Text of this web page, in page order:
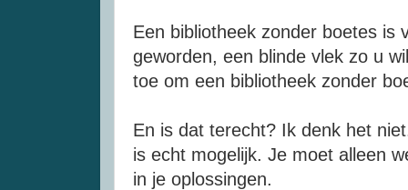
Een bibliotheek zonder boetes is
geworden, een blinde vlek zo u
toe om een bibliotheek zonder
En is dat terecht? Ik denk het
is echt mogelijk. Je moet alleen
in je oplossingen.